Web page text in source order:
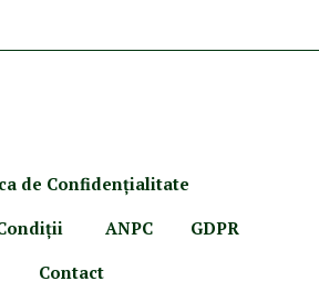
de Confidenţialitate
ANPC
GDPR
Contact